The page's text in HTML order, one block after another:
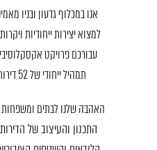
אנו במכלוף גדעון ובניו
למצוא יצירות ייחודיות
תמהיל ייחודי של 52 דירות 3, 4, 5 ו-6 חדרים בלבד.
האהבה שלנו לבתים ומשפחות
התכנון והעיצוב של